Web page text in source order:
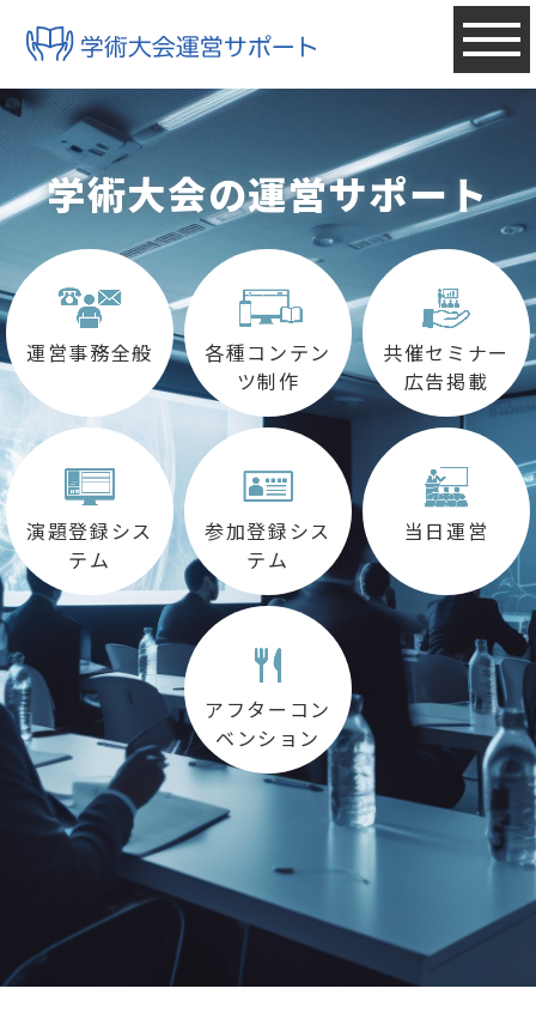
学術大会の運営サポート
運営事務全般
各種コンテン
ツ制作
共催セミナー
広告掲載
演題登録シス
テム
参加登録シス
テム
当日運営
アフターコン
ベンション